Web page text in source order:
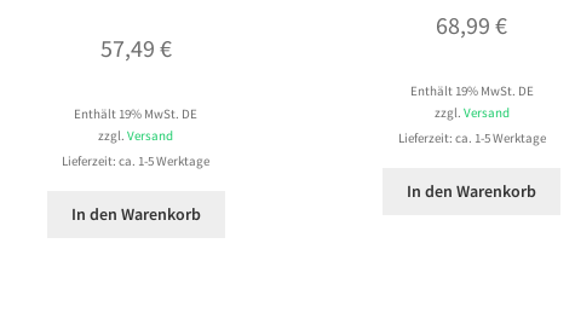
57,49 €
Enthält 19% MwSt. DE
zzgl.Versand
Lieferzeit: ca. 1-5 Werktage
In den Warenkorb
68,99€
Enthält 19% MwSt. DE
zzgl. Versand
Lieferzeit: ca. 1-5 Werktage
In den Warenkorb